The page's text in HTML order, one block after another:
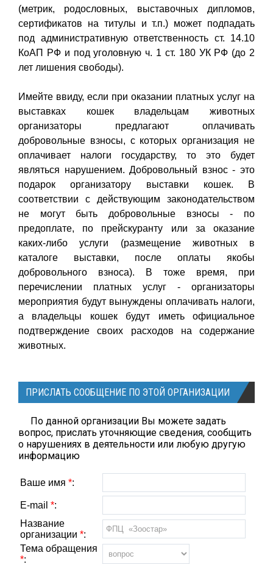
(метрик, родословных, выставочных дипломов,
сертификатов на титулы и т.п.) может подпадать
под административную ответственность ст. 14.10
КоАП РФ и под уголовную ч. 1 ст. 180 УК РФ (до 2
лет лишения свободы).
Имейте ввиду, если при оказании платных услуг на
выставках кошек владельцам животных
организаторы предлагают оплачивать
добровольные взносы, с которых организация не
оплачивает налоги государству, то это будет
являться нарушением. Добровольный взнос - это
подарок организатору выставки кошек. В
соответствии с действующим законодательством
не могут быть добровольные взносы - по
предоплате, по прейскуранту или за оказание
каких-либо услуги (размещение животных в
каталоге выставки, после оплаты якобы
добровольного взноса). В тоже время, при
перечислении платных услуг - организаторы
мероприятия будут вынуждены оплачивать налоги,
а владельцы кошек будут иметь официальное
подтверждение своих расходов на содержание
животных.
ПРИСЛАТЬ СООБЩЕНИЕ ПО ЭТОЙ ОРГАНИЗАЦИИ
По данной организации Вы можете задать
вопрос, прислать уточняющие сведения, сообщить
о нарушениях в деятельности или любую другую
информацию
Ваше имя *:
E-mail *:
Название
организации *:
Тема обращения
*: